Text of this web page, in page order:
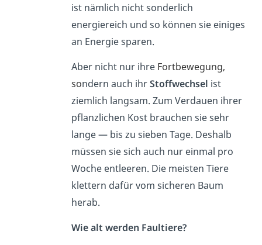
ist nämlich nicht sonderlich
energiereich und so können sie einiges
an Energie sparen.
Aber nicht nur ihre Fortbewegung,
sondern auch ihrStoffwechsel ist
ziemlich langsam. Zum Verdauen ihrer
pflanzlichen Kost brauchen sie sehr
lange — bis zu sieben Tage. Deshalb
müssen sie sich auch nur einmal pro
Woche entleeren. Die meisten Tiere
klettern dafür vom sicheren Baum
herab.
Wie alt werden Faultiere?